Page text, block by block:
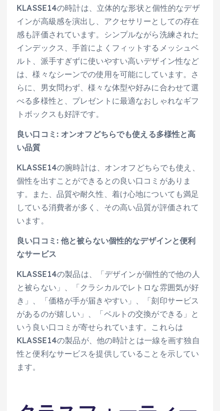
KLASSE14の時計は、立体的な形状と個性的なデザ
インが高級感を演出し、アクセサリーとしての存在
感も評価されています。シンプルながら洗練された
インデックス、手首によくフィットするメッシュベ
ルト、派手すぎずに使いやすい高いデザイン性など
は、様々なシーンでの使用を可能にしています。さ
らに、男女問わず、様々な体型や好みに合わせて選
べる多様性と、プレゼントに最適なおしゃれなギフ
トボックスも好評です。
良い口コミ: オンオフどちらでも使える多様性と高
い品質
KLASSE14の腕時計は、オンオフどちらでも使え、
個性を出すことができるとの良い口コミがありま
す。また、品質や耐久性、着け心地についても満足
している消費者が多く、その高い品質が評価されて
います。
良い口コミ: 他と被らない個性的なデザインと便利
なサービス
KLASSE14の製品は、「デザインが個性的で他の人
と被らない」、「クラシカルでレトロな雰囲気が好
き」、「価格が手が届きやすい」、「刻印サービス
があるのが嬉しい」、「ベルトの交換ができる」と
いう良い口コミが寄せられています。これらは
KLASSE14の製品が、他の時計とは一線を画す独自
性と便利なサービスを提供していることを示してい
ます。